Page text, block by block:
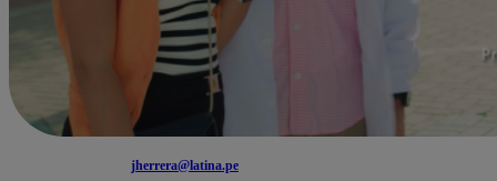
jherrera@latina.pe